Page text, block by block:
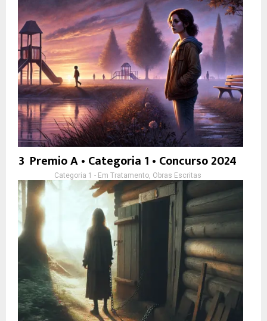
3º Premio A • Categoria 1 • Concurso 2024
Categoria 1 - Em Tratamento, Obras Escritas